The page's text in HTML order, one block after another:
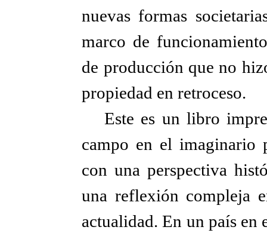
nuevas formas
marco de
de producción que no
propiedad en retroceso.
Este es un libro
campo en el imaginario
con una perspectiva
una reflexión compleja
actualidad. En un país en